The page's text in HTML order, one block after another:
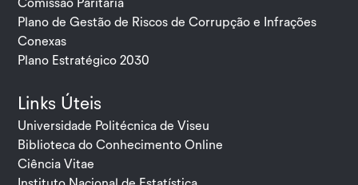
Comissão Paritária
Plano de Gestão de Riscos de Corrupção e Infrações
Conexas
Plano Estratégico 2030
Links Úteis
Universidade Politécnica de Viseu
Biblioteca do Conhecimento Online
Ciência Vitae